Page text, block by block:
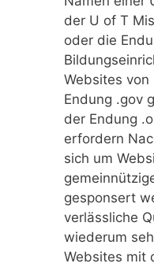
der U of T
oder die
Websites
Endung .gov
der Endung
erfordern
sich um
gesponsert
verlässliche
wiederum
Websites mit